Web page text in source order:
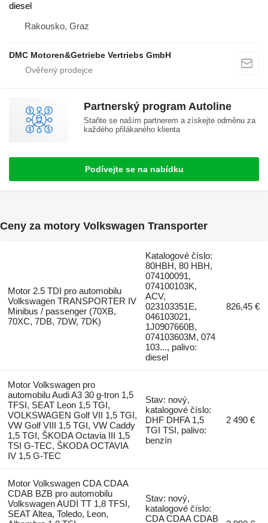
diesel
Rakousko, Graz
DMC Motoren&Getriebe Vertriebs GmbH
Partnerský program Autoline
Staňte se naším partnerem a získejte odměnu za
každého přilákaného klienta
Podívejte se na nabídku
Ceny za motory Volkswagen Transporter
Motor 2.5 TDI pro automobilu
Volkswagen TRANSPORTER IV
Minibus / passenger (70XB,
70XC, 7DB, 7DW, 7DK)
Katalogové číslo:
80HBH, 80 HBH,
074100091,
074100103K,
ACV,
023103351E,
046103021,
1J0907660B,
074103603M, 074
103..., palivo:
diesel
826,45 €
Motor Volkswagen pro
automobilu Audi A3 30 g-tron 1,5
TFSI, SEAT Leon 1,5 TGI,
VOLKSWAGEN Golf VII 1,5 TGI,
VW Golf VIII 1,5 TGI, VW Caddy
1,5 TGI, ŠKODA Octavia III 1,5
TSI G-TEC, ŠKODA OCTAVIA
IV 1,5 G-TEC
Stav: nový,
katalogové číslo:
DHF DHFA 1,5
TGI TSI, palivo:
benzín
2 490 €
Motor Volkswagen CDA CDAA
CDAB BZB pro automobilu
Volkswagen AUDI TT 1,8 TFSI,
SEAT Altea, Toledo, Leon,
Stav: nový,
katalogové číslo:
CDA CDAA CDAB